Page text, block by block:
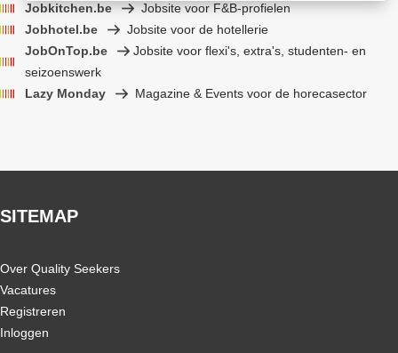
Jobkitchen.be
Jobsite voor F&B-profielen
Jobhotel.be
Jobsite voor de hotellerie
JobOnTop.be
Jobsite voor flexi's, extra's, studenten- en
seizoenswerk
Lazy Monday
Magazine & Events voor de horecasector
SITEMAP
Over Quality Seekers
Vacatures
Registreren
Inloggen